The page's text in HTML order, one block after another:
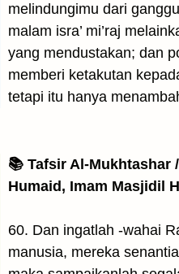
melindungimu dari
malam isra’ mi’raj
yang mendustakan; dan
memberi ketakutan
tetapi itu hanya
📚 Tafsir Al-Mukhtashar
Humaid, Imam Masjidil
60. Dan ingatlah -wahai
manusia, mereka